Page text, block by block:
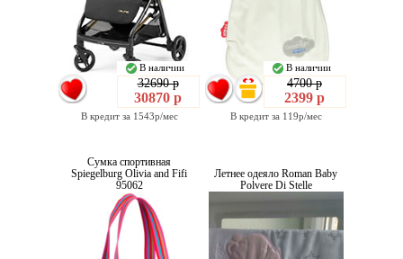
В наличии
32690 р
30870 р
В кредит за 1543р/мес
В наличии
4700 р
2399 р
В кредит за 119р/мес
Сумка спортивная
Spiegelburg Olivia and Fifi
95062
Летнее одеяло Roman Baby
Polvere Di Stelle